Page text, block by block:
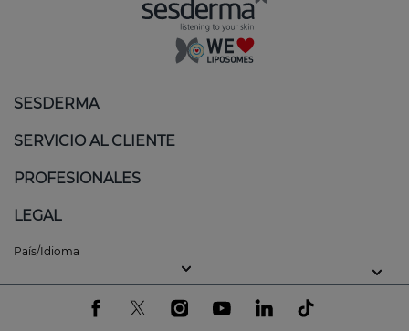
SESDERMA
SERVICIO AL CLIENTE
PROFESIONALES
LEGAL
País/Idioma